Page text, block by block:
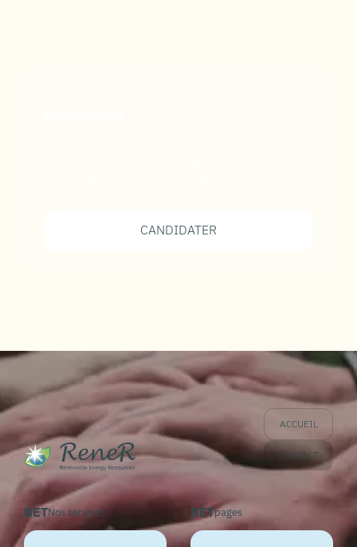
CANDIDATER
ACCUEIL
CONTACT
BETNos services BETpages